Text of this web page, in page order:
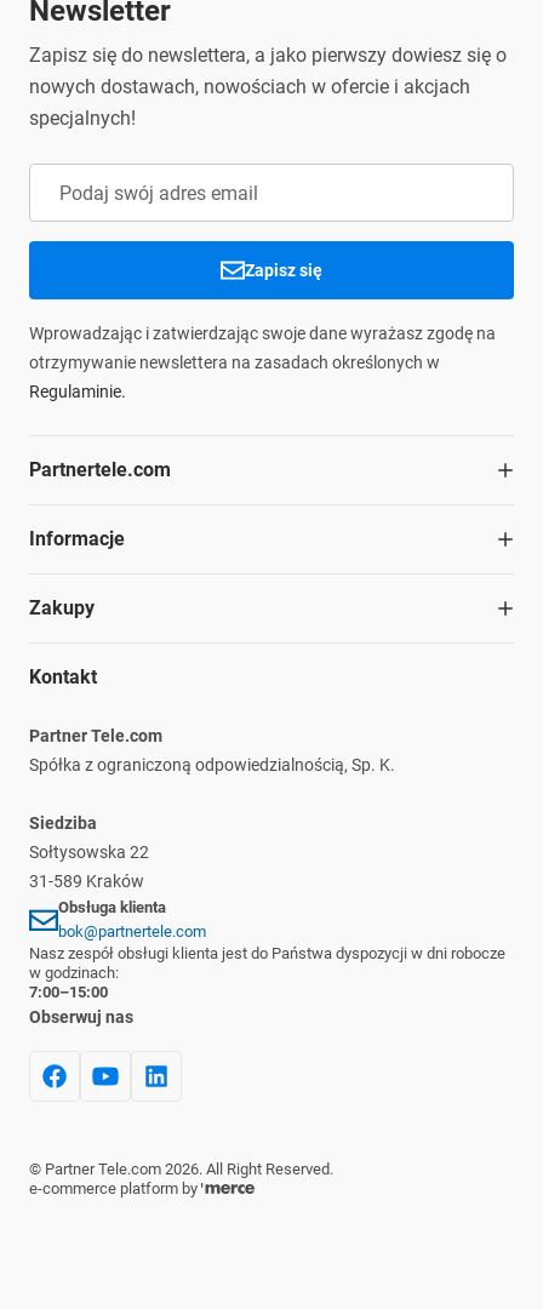
Newsletter
Zapisz się do newslettera, a jako pierwszy dowiesz się o
nowych dostawach, nowościach w ofercie i akcjach
specjalnych!
Zapisz się
Wprowadzając i zatwierdzając swoje dane wyrażasz zgodę na
otrzymywanie newslettera na zasadach określonych w
Regulaminie.
Partnertele.com
O firmie
Struktura organizacyjna
Nasze marki
Informacje
Blog
Informacje prawne
Zakupy
Regulamin
Płatność i dostawa
Reklamacje i zwroty
Kontakt
Partner Tele.com
Spółka z ograniczoną odpowiedzialnością, Sp. K.
Siedziba
Sołtysowska 22
31-589 Kraków
Obsługa klienta
bok@partnertele.com
Nasz zespół obsługi klienta jest do Państwa dyspozycji w dni robocze
w godzinach:
7:00–15:00
Obserwuj nas
© Partner Tele.com 2026. All Right Reserved.
e-commerce platform by